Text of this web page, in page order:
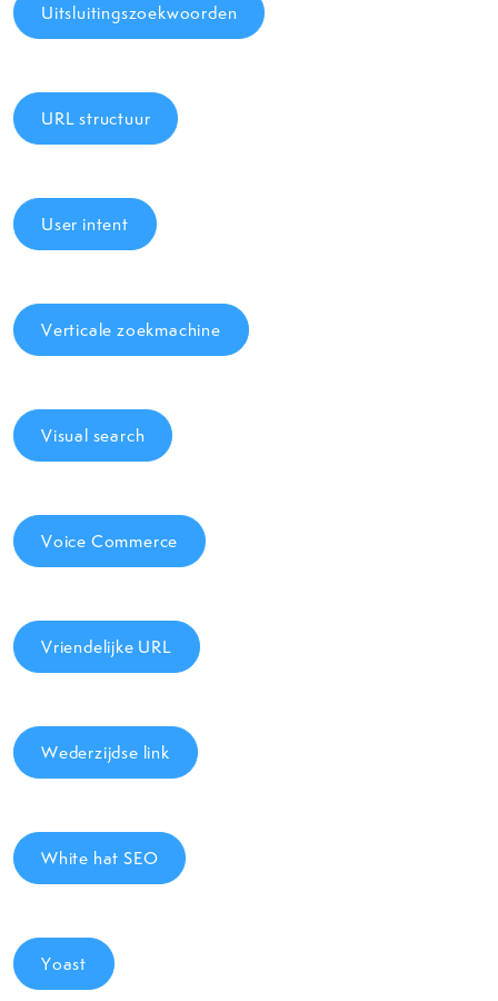
Uitsluitingszoekwoorden
URL structuur
User intent
Verticale zoekmachine
Visual search
Voice Commerce
Vriendelijke URL
Wederzijdse link
White hat SEO
Yoast